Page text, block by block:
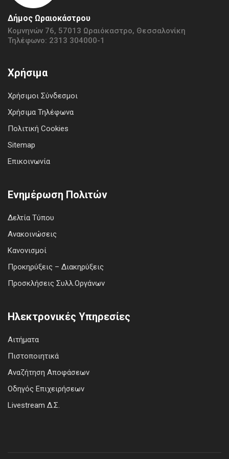
Δήμος Ωραιοκάστρου
Κομνηνών 76, 57013 Ωραιόκαστρο, Θεσσαλονίκη
Τηλέφωνο: 2313 304000-1
Χρήσιμα
Χρήσιμοι Σύνδεσμοι
Χρήσιμα Τηλέφωνα
Πολιτική Cookies
Sitemap
Επικοινωνία
Ενημέρωση Πολιτών
Δελτία Τύπου
Ανακοινώσεις
Κανονισμοί
Προκηρύξεις – Διακηρύξεις
Προσκλήσεις Συλλ.Οργάνων
Ηλεκτρονικές Υπηρεσίες
Αιτήματα
Πιστοποιητικά
Αναζήτηση Αποφάσεων
Οδηγός Επιχειρήσεων
Livestream Δ.Σ.